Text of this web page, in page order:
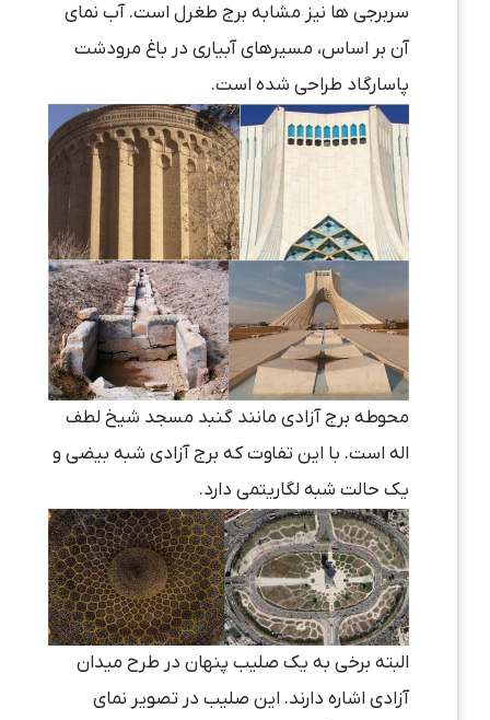
سربرجی ها نیز مشابه برج طغرل است. آب نمای
آن بر اساس، مسیرهای آبیاری در باغ مرودشت
پاسارگاد طراحی شده است.
محوطه برج آزادی مانند گنبد مسجد شیخ لطف
اله است. با این تفاوت که برج آزادی شبه بیضی و
یک حالت شبه لگاریتمی دارد.
البته برخی به یک صلیب پنهان در طرح میدان
آزادی اشاره دارند. این صلیب در تصویر نمای